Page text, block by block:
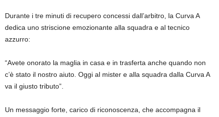
Durante i tre minuti di recupero concessi dall’arbitro, la Curva A
dedica uno striscione emozionante alla squadra e al tecnico
azzurro:
“Avete onorato la maglia in casa e in trasferta anche quando non
c’è stato il nostro aiuto. Oggi al mister e alla squadra dalla Curva A
va il giusto tributo”.
Un messaggio forte, carico di riconoscenza, che accompagna il